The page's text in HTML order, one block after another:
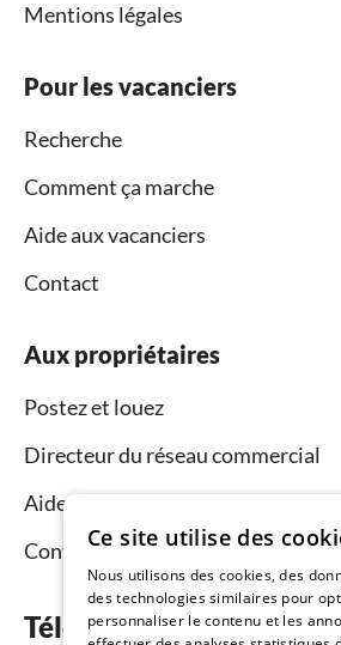
Mentions légales
Pour les vacanciers
Recherche
Comment ça marche
Aide aux vacanciers
Contact
Aux propriétaires
Postez et louez
Directeur du réseau commercial
Aide aux propriétaires
Contact
Téléchargez
Ce site utilise des
Nous utilisons des cookies, des
des technologies similaires pour
personnaliser le contenu et les